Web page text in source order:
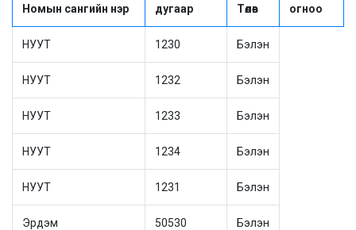
Номын сангийн нэр
дугаар
Төлөв
огноо
НУУТ 1230 Бэлэн
НУУТ 1232 Бэлэн
НУУТ 1233 Бэлэн
НУУТ 1234 Бэлэн
НУУТ 1231 Бэлэн
Эрдэм
50530 Бэлэн